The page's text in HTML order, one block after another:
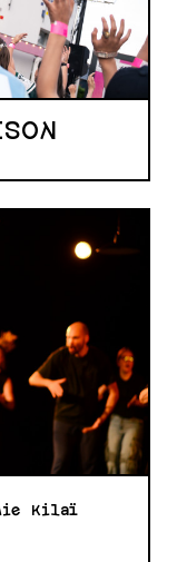
Kilaï